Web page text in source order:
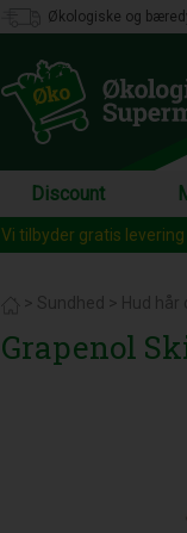
Økologiske og
Discount
Vi tilbyder gratis
> Sundhed > Hud
Grapenol